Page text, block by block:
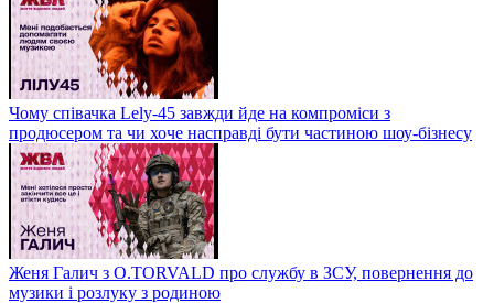
Чому співачка Lely-45 завжди йде на компроміси з
продюсером та чи хоче насправді бути частиною шоу-бізнесу
Женя Галич з O.TORVALD про службу в ЗСУ, повернення до
музики і розлуку з родиною